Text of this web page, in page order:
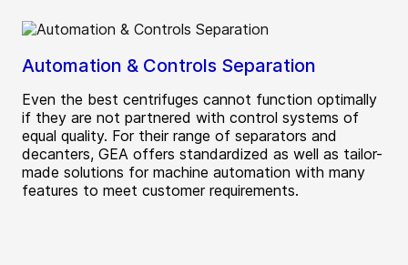
Automation & Controls Separation
Even the best centrifuges cannot function optimally
if they are not partnered with control systems of
equal quality. For their range of separators and
decanters, GEA offers standardized as well as tailor-
made solutions for machine automation with many
features to meet customer requirements.